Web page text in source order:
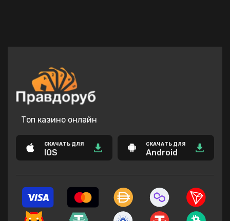
Топ казино онлайн
СКАЧАТЬ ДЛЯ
IOS
СКАЧАТЬ ДЛЯ
Android